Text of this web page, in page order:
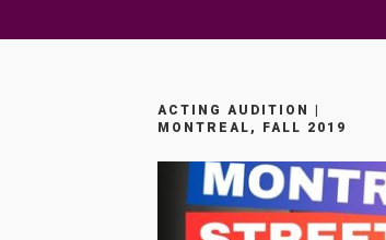
ACTING AUDITION |
MONTREAL, FALL 2019